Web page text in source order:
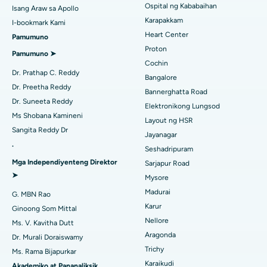
Maghanap ng Urologist
Maghanap ng Diabetologist
Maghanap ng Ginekologo
Maghanap ng Pangkalahatang Doktor
Maghanap ng Sikologo
Maghanap ng Pangkalahatang Siruhano
Pinakamahusay na Ospital sa Kotturpuram, Chennai
Pinakamahusay na Ospital sa Kovai Road, Karur
Pinakamahusay na Ospital sa Karapakkam, Chennai
Pinakamahusay na Ospital sa Arilova, Vizag
Pinakamahusay na Ospital sa Kanpur Road, Lucknow
Pinakamahusay na Ospital sa Sektor-26, Noida
Pinakamahusay na Ospital sa Gandhinagar, Ahmedabad
Pinakamahusay na Ospital sa Aragonda, Andhra Pradesh
Pinakamahusay na Ospital sa Bannerghatta Road, Bangalore
Pinakamahusay na Ospital sa Unit-15, Bhubaneswar
Pinakamahusay na Ospital sa Seepat Road, Bilaspur
Kapalit na Transcatheter Aortic Valve
Pag-aayos ng MitraClip Valve
Minimally Invasive Cardiac Surgery
Pagwawaksi ng Catheter
Pagpapalit ng Balikat na Balikat
Endometrial Ablation
Ovarian Cystectomy
Operasyong Kanser sa Dibdib
Brachytherapy
Isang Araw sa Apollo
I-bookmark Kami
Pamumuno
Pamumuno ➤
Dr. Prathap C. Reddy
Dr. Preetha Reddy
Dr. Suneeta Reddy
Ms Shobana Kamineni
Sangita Reddy Dr
.
Mga Independiyenteng Direktor
➤
G. MBN Rao
Ginoong Som Mittal
Ms. V. Kavitha Dutt
Dr. Murali Doraiswamy
Ms. Rama Bijapurkar
Ospital ng Kababaihan
Karapakkam
Heart Center
Proton
Cochin
Bangalore
Bannerghatta Road
Elektronikong Lungsod
Layout ng HSR
Jayanagar
Seshadripuram
Sarjapur Road
Mysore
Madurai
Karur
Nellore
Aragonda
Trichy
Karaikudi